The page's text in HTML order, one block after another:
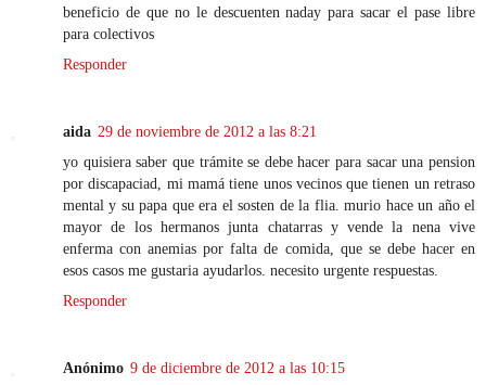
beneficio de que no le descuenten naday para sacar el pase libre
para colectivos
Responder
aida 29 de noviembre de 2012 a las 8:21
yo quisiera saber que trámite se debe hacer para sacar una pension
por discapaciad, mi mamá tiene unos vecinos que tienen un retraso
mental y su papa que era el sosten de la flia. murio hace un año el
mayor de los hermanos junta chatarras y vende la nena vive
enferma con anemias por falta de comida, que se debe hacer en
esos casos me gustaria ayudarlos. necesito urgente respuestas.
Responder
Anónimo 9 de diciembre de 2012 a las 10:15